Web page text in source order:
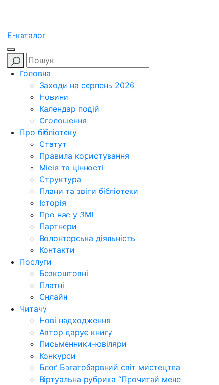
E-каталог
Головна
Заходи на серпень 2026
Новини
Календар подій
Оголошення
Про бібліотеку
Статут
Правила користування
Місія та цінності
Структура
Плани та звіти бібліотеки
Історія
Про нас у ЗМІ
Партнери
Волонтерська діяльність
Контакти
Послуги
Безкоштовні
Платні
Онлайн
Читачу
Нові надходження
Автор дарує книгу
Письменники-ювіляри
Конкурси
Блоґ Багатобарвний світ мистецтва
Віртуальна рубрика “Прочитай мене